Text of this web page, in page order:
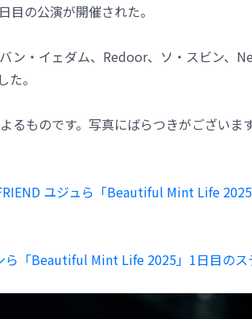
の公演が開催された。
ン・イェダム、Redoor、ソ・スビン、
。
るものです。写真にばらつきがございま
ユジュら「Beautiful Mint Life
ら「Beautiful Mint Life 2025」1日目の